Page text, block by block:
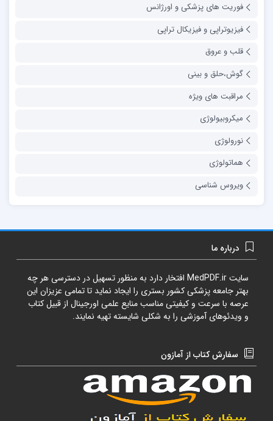
فوریت های پزشکی و اورژانس
فیزیوتراپی و فیزیکال تراپی
قلب و عروق
گوش،حلق و بینی
مراقبت های ویژه
میکروبیولوژی
نورولوژی
هماتولوژی
ویروس شناسی
درباره ما
سایتMedPDF.ir افتخار دارد به منظور تسهیل در دسترسی هر چه
بهتر جامعه پزشکی کشور بستری را ایجاد نماید تا تمامی عزیزان این
عرصه با سرعت و کیفیتی مناسب منایع علمی اورجینال از قبیل کتاب
و ویدئوهای آموزشی را به شکلی شایسته تهیه نمایند.
سفارش کتاب از آمازون